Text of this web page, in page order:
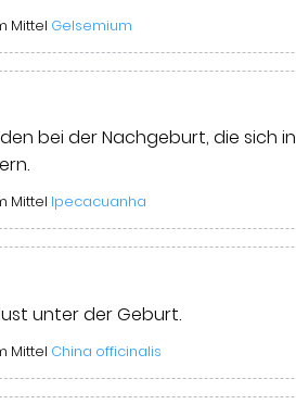
Mittel Gelsemium
bei der Nachgeburt, die sich
Mittel Ipecacuanha
unter der Geburt.
Mittel China officinalis